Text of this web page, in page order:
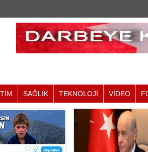
SAĞLIK TEKNOLOJİ VİDEO